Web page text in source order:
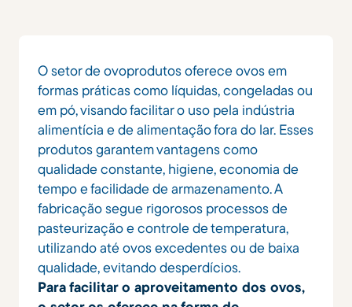
O setor de ovoprodutos oferece ovos em
formas práticas como líquidas, congeladas ou
em pó, visando facilitar o uso pela indústria
alimentícia e de alimentação fora do lar. Esses
produtos garantem vantagens como
qualidade constante, higiene, economia de
tempo e facilidade de armazenamento. A
fabricação segue rigorosos processos de
pasteurização e controle de temperatura,
utilizando até ovos excedentes ou de baixa
qualidade, evitando desperdícios.
Para facilitar o aproveitamento dos ovos,